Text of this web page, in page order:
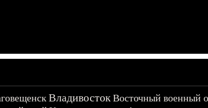
ВладивостокВосточный военный